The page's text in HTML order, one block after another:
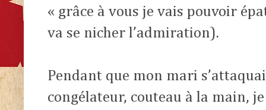
« grâce à vous je vais pouvoir
va se nicher l’admiration).
Pendant que mon mari
congélateur, couteau à la main,